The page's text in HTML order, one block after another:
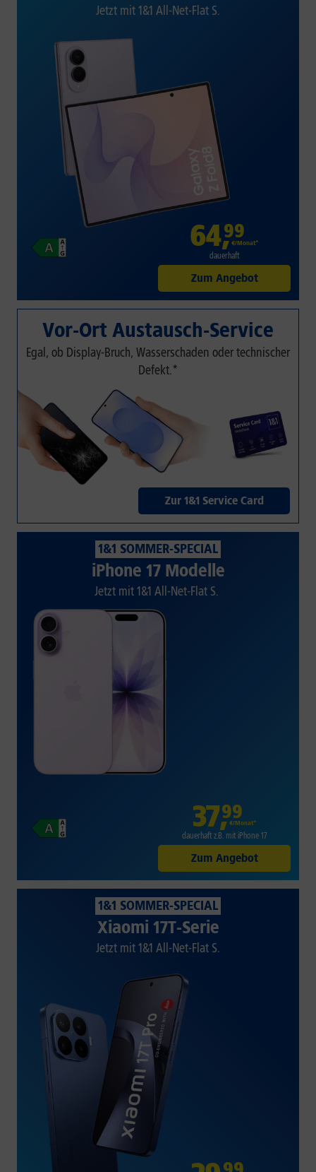
Jetzt mit 1&1 All-Net-Flat S.
64,99
€/Monat*
dauerhaft
Zum Angebot
Vor-Ort Austausch-Service
Egal, ob Display-Bruch, Wasserschaden oder technischer
Defekt.*
Zur 1&1 Service Card
1&1 SOMMER-SPECIAL
iPhone 17 Modelle
Jetzt mit 1&1 All-Net-Flat S.
37,99
€/Monat*
dauerhaft z.B. mit iPhone 17
Zum Angebot
1&1 SOMMER-SPECIAL
Xiaomi 17T-Serie
Jetzt mit 1&1 All-Net-Flat S.